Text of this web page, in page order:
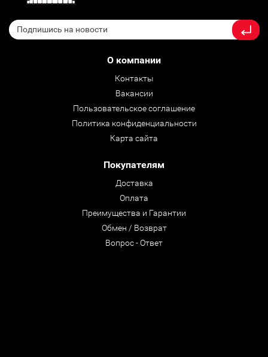
О компании
Контакты
Вакансии
Пользовательское соглашение
Политика конфиденциальности
Карта сайта
Покупателям
Доставка
Оплата
Преимущества и Гарантии
Обмен / Возврат
Вопрос - Ответ